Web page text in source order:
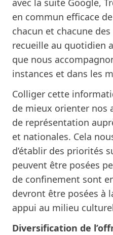
en commun efficace
chacun et chacune
recueille au quotidien
que nous
instances et dans les
Colliger cette
de mieux orienter nos
de représentation
et nationales. Cela
d’établir des priorités
peuvent être posées
de confinement sont
devront être posées à
appui au milieu
Diversification de